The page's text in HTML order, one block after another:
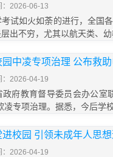
：2026-06-13
试如火如荼的进行，全国
出不穷，尤其以航天类、
中凌专项治理 公布救
：2026-04-19
政府教育督导委员会办公
凌专项治理。据悉，今后学
校园 引领未成年人思
：2026-04-19